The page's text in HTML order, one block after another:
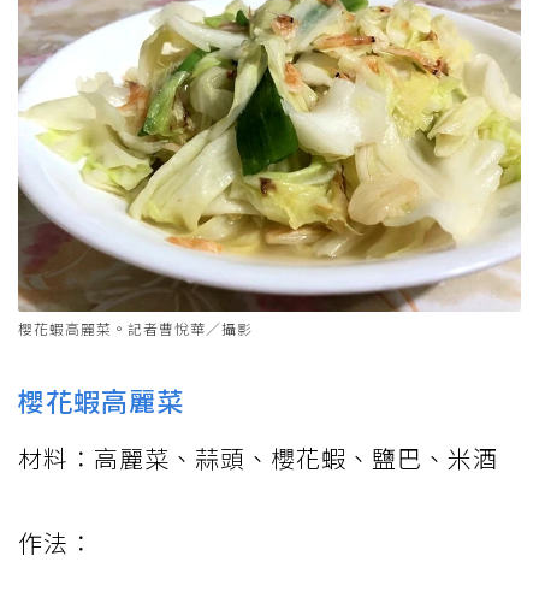
櫻花蝦高麗菜。記者曹悅華／攝影
櫻花蝦高麗菜
材料：高麗菜、蒜頭、櫻花蝦、鹽巴、米酒
作法：